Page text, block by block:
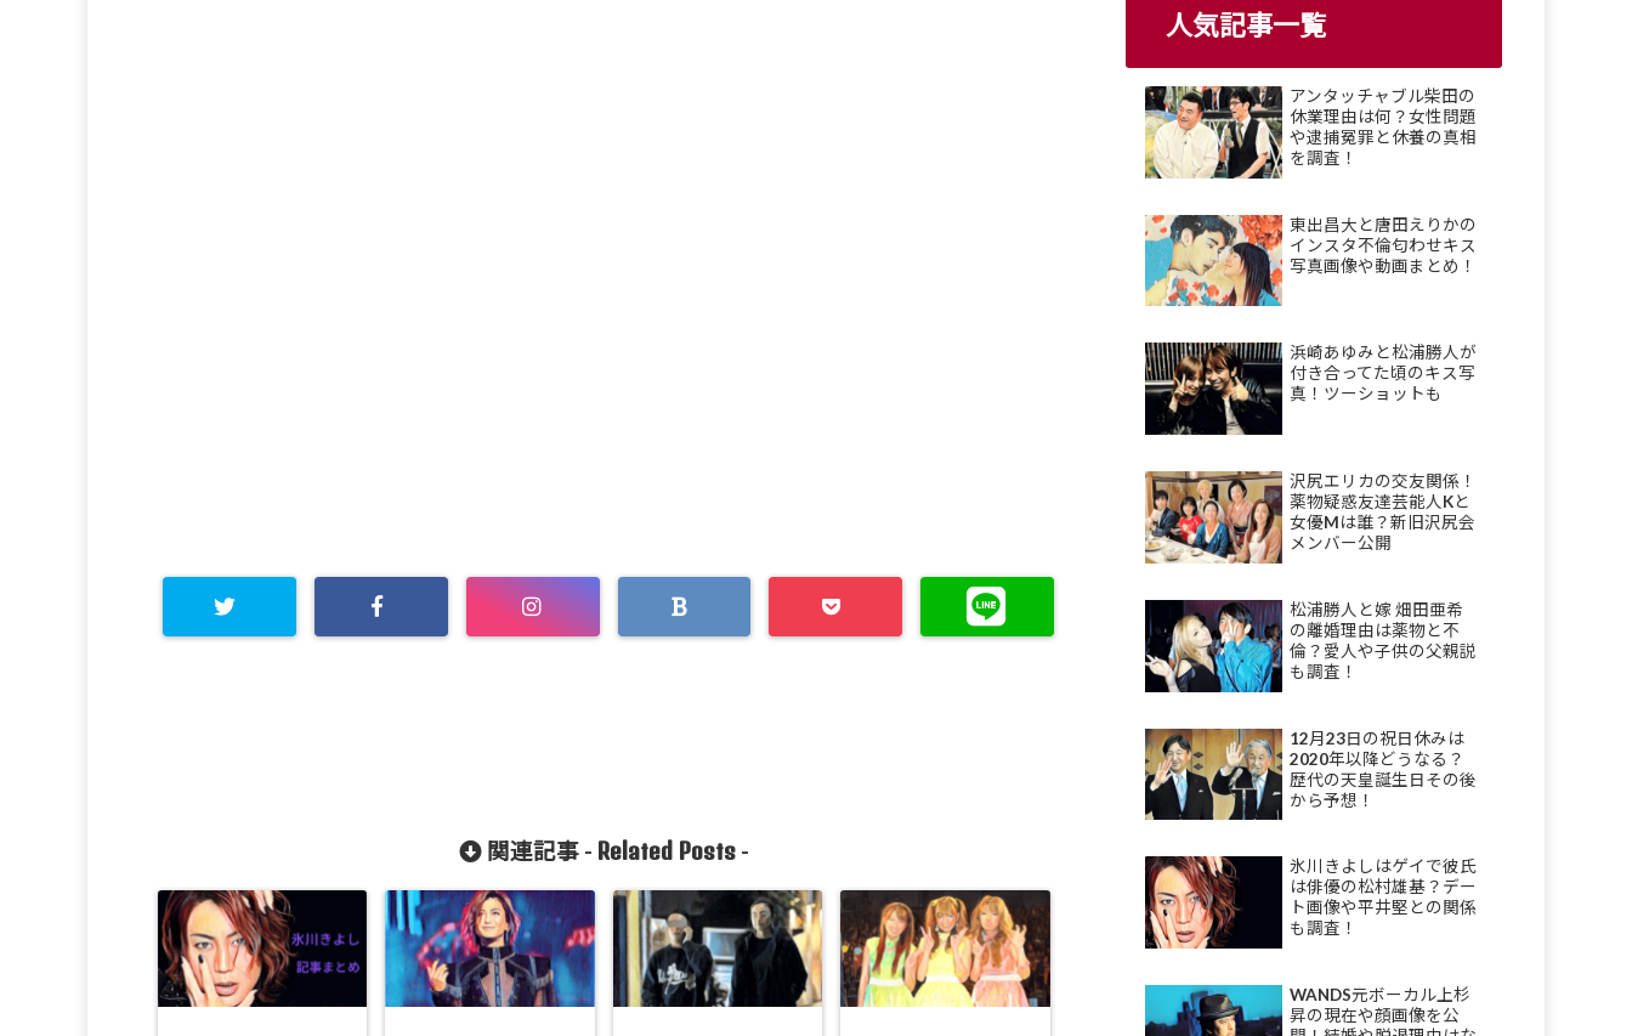
関連記事 - Related Posts-
人気記事一覧
アンタッチャブル柴田の
休業理由は何？女性問題
や逮捕冤罪と休養の真相
を調査！
東出昌大と唐田えりかの
インスタ不倫匂わせキス
写真画像や動画まとめ！
浜崎あゆみと松浦勝人が
付き合ってた頃のキス写
真！ツーショットも
沢尻エリカの交友関係！
薬物疑惑友達芸能人Kと
女優Mは誰？新旧沢尻会
メンバー公開
松浦勝人と嫁 畑田亜希
の離婚理由は薬物と不
倫？愛人や子供の父親説
も調査！
12月23日の祝日休みは
2020年以降どうなる？
歴代の天皇誕生日その後
から予想！
氷川きよしはゲイで彼氏
は俳優の松村雄基？デー
ト画像や平井堅との関係
も調査！
WANDS元ボーカル上杉
昇の現在や顔画像を公